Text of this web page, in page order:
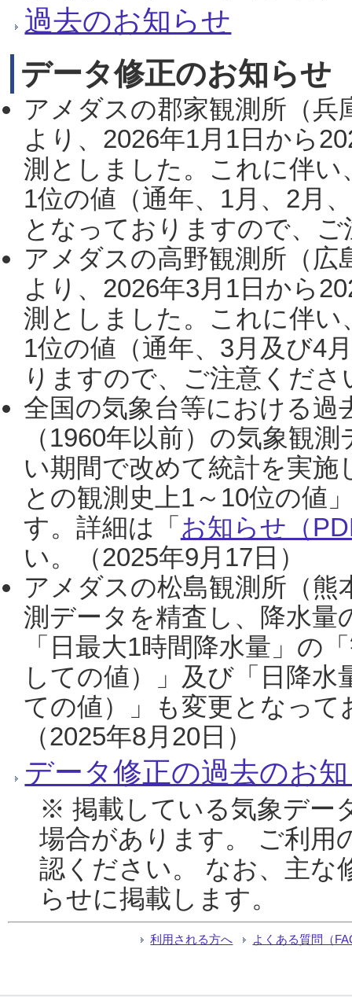
過去のお知らせ
データ修正のお知らせ
アメダスの郡家観測所（
より、2026年1月1日から
測としました。これに伴い
1位の値（通年、1月、2月
となっておりますので、
アメダスの高野観測所（
より、2026年3月1日から
測としました。これに伴い
1位の値（通年、3月及び4
りますので、ご注意くだ
全国の気象台等における過
（1960年以前）の気象観
い期間で改めて統計を実
との観測史上1～10位の値
す。詳細は「 お知らせ（
い。（2025年9月17日）
アメダスの松島観測所（熊
測データを精査し、降水
「日最大1時間降水量」の
しての値）」及び「日降
ての値）」も変更となっ
（2025年8月20日）
データ修正の過去のお
※ 掲載している気象デー
場合があります。 ご利用
認ください。 なお、主な
らせに掲載します。
利用される方へ よくある質問（